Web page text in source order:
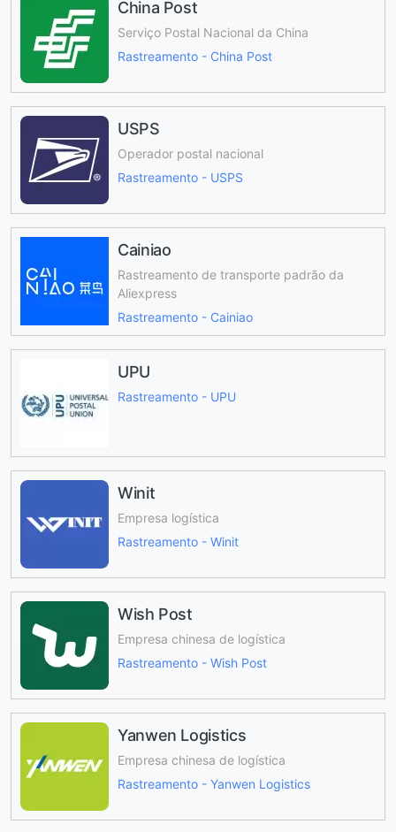
China Post
Serviço Postal Nacional da China
Rastreamento - China Post
USPS
Operador postal nacional
Rastreamento - USPS
Cainiao
Rastreamento de transporte padrão da
Aliexpress
Rastreamento - Cainiao
UPU
Rastreamento - UPU
Winit
Empresa logística
Rastreamento - Winit
Wish Post
Empresa chinesa de logística
Rastreamento - Wish Post
Yanwen Logistics
Empresa chinesa de logística
Rastreamento - Yanwen Logistics